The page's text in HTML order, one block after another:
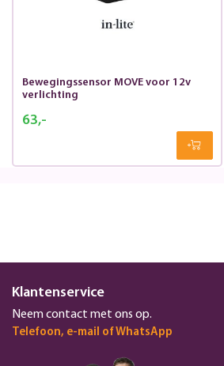
Bewegingssensor MOVE voor 12v
verlichting
63,-
Klantenservice
Neem contact met ons op.
Telefoon, e-mail of WhatsApp